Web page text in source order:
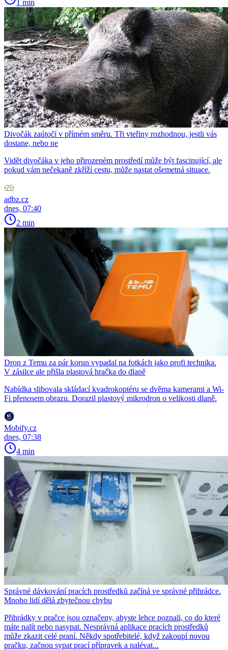
1 min
Divočák zaútočí v přímém směru. Tři vteřiny rozhodnou, jestli vás
dostane, nebo ne
Vidět divočáka v jeho přirozeném prostředí může být fascinující, ale
pokud vám nečekaně zkříží cestu, může nastat ošemetná situace.
adbz.cz
dnes, 07:40
2 min
Dron z Temu za pár korun vypadal na fotkách jako profi technika.
V zásilce ale přišla plastová hračka do dlaně
Nabídka slibovala skládací kvadrokoptéru se dvěma kamerami a Wi-
Fi přenosem obrazu. Dorazil plastový mikrodron o velikosti dlaně.
Mobify.cz
dnes, 07:38
4 min
Správné dávkování pracích prostředků začíná ve správné přihrádce.
Mnoho lidí dělá zbytečnou chybu
Přihrádky v pračce jsou označeny, abyste lehce poznali, co do které
máte nalít nebo nasypat. Nesprávná aplikace pracích prostředků
může zkazit celé praní. Někdy spotřebitelé, když zakoupí novou
pračku, začnou sypat prací přípravek a nalévat...